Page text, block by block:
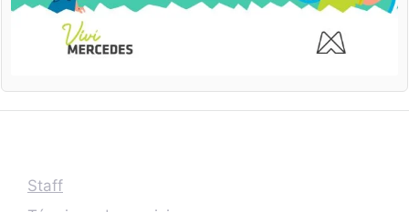
Staff